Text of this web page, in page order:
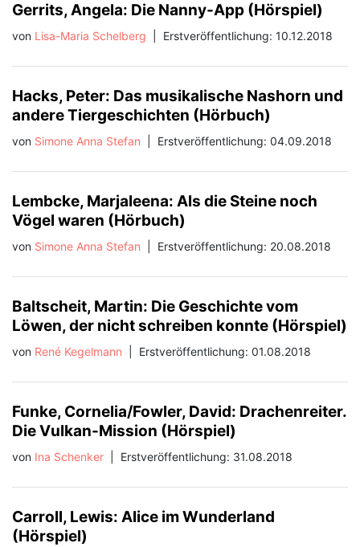
Gerrits, Angela: Die Nanny-App (Hörspiel)
von Lisa-Maria Schelberg Erstveröffentlichung: 10.12.2018
Hacks, Peter: Das musikalische Nashorn und
andere Tiergeschichten (Hörbuch)
von Simone Anna Stefan Erstveröffentlichung: 04.09.2018
Lembcke, Marjaleena: Als die Steine noch
Vögel waren (Hörbuch)
von Simone Anna Stefan Erstveröffentlichung: 20.08.2018
Baltscheit, Martin: Die Geschichte vom
Löwen, der nicht schreiben konnte (Hörspiel)
von René Kegelmann Erstveröffentlichung: 01.08.2018
Funke, Cornelia/Fowler, David: Drachenreiter.
Die Vulkan-Mission (Hörspiel)
von Ina Schenker Erstveröffentlichung: 31.08.2018
Carroll, Lewis: Alice im Wunderland
(Hörspiel)